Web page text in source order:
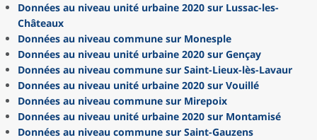
Données au niveau unité urbaine 2020 sur Lussac-les-
Châteaux
Données au niveau commune sur Monesple
Données au niveau unité urbaine 2020 sur Gençay
Données au niveau commune sur Saint-Lieux-lès-Lavaur
Données au niveau unité urbaine 2020 sur Vouillé
Données au niveau commune sur Mirepoix
Données au niveau unité urbaine 2020 sur Montamisé
Données au niveau commune sur Saint-Gauzens